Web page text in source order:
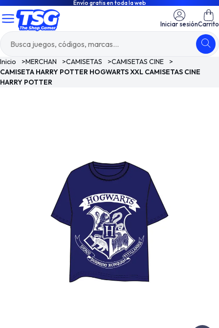
Envío gratis en toda la web
Iniciar sesiónCarrito
Inicio >MERCHAN >CAMISETAS >CAMISETAS CINE
>
CAMISETA HARRY POTTER HOGWARTS XXL CAMISETAS CINE
HARRY POTTER